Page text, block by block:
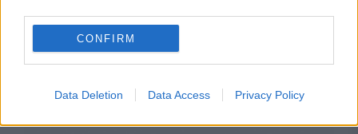
CONFIRM
Data Deletion Data Access Privacy Policy
Ultimatum pentru Guvern din partea Sanitas și
Solidaritatea Sanitară: Arhitectură completă